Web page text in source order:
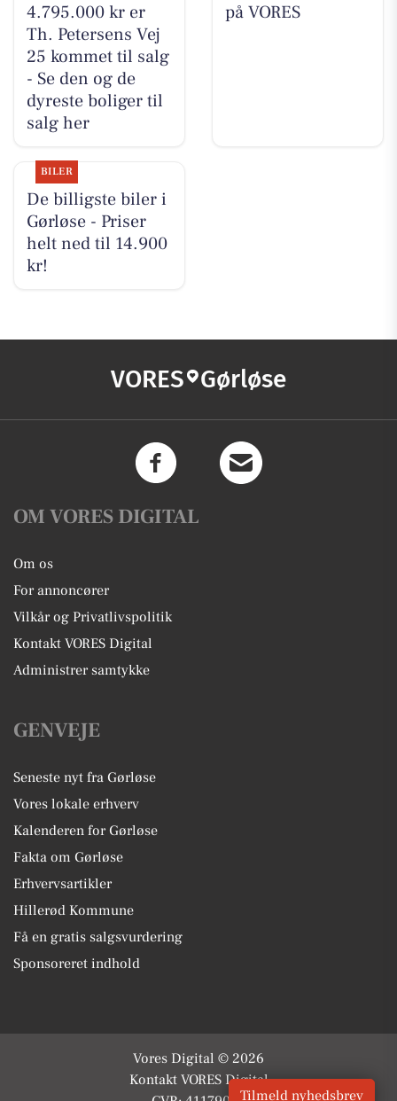
4.795.000 kr er
Th. Petersens Vej
25 kommet til salg
- Se den og de
dyreste boliger til
salg her
på VORES
BILER
De billigste biler i
Gørløse - Priser
helt ned til 14.900
kr!
VORES Gørløse
OM VORES DIGITAL
Om os
For annoncører
Vilkår og Privatlivspolitik
Kontakt VORES Digital
Administrer samtykke
GENVEJE
Seneste nyt fra Gørløse
Vores lokale erhverv
Kalenderen for Gørløse
Fakta om Gørløse
Erhvervsartikler
Hillerød Kommune
Få en gratis salgsvurdering
Sponsoreret indhold
Vores Digital © 2026
Kontakt VORES Digital
Tilmeld nyhedsbrev